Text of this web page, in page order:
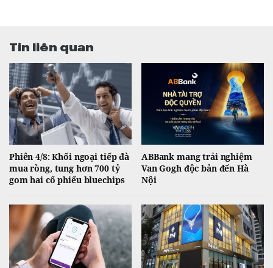
Tin liên quan
Phiên 4/8: Khối ngoại tiếp đà
mua ròng, tung hơn 700 tỷ
gom hai cổ phiếu bluechips
ABBank mang trải nghiệm
Van Gogh độc bản đến Hà
Nội